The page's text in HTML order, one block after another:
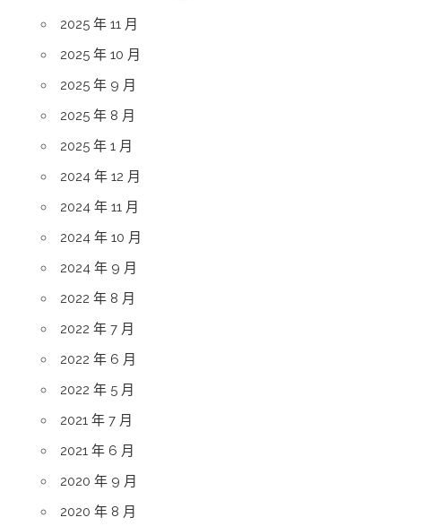
2025 年 11 月
2025 年 10 月
2025 年 9 月
2025 年 8 月
2025 年 1 月
2024 年 12 月
2024 年 11 月
2024 年 10 月
2024 年 9 月
2022 年 8 月
2022 年 7 月
2022 年 6 月
2022 年 5 月
2021 年 7 月
2021 年 6 月
2020 年 9 月
2020 年 8 月